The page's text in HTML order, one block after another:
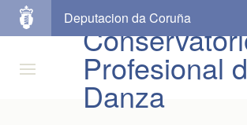
Deputacion da Coruña
Profesional
Danza